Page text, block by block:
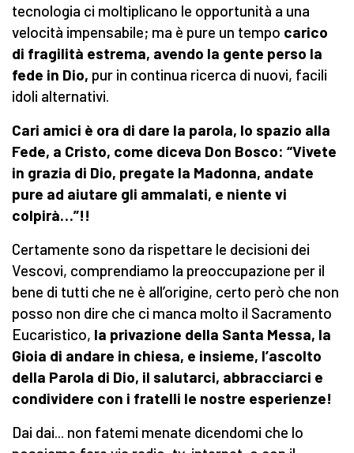
tecnologia ci moltiplicano le opportunità a una
velocità impensabile; ma è pure un tempo carico
di fragilità estrema, avendo la gente perso la
fede in Dio, pur in continua ricerca di nuovi, facili
idoli alternativi.
Cari amici è ora di dare la parola, lo spazio alla
Fede, a Cristo, come diceva Don Bosco: “Vivete
in grazia di Dio, pregate la Madonna, andate
pure ad aiutare gli ammalati, e niente vi
colpirà…”!!
Certamente sono da rispettare le decisioni dei
Vescovi, comprendiamo la preoccupazione per il
bene di tutti che ne è all’origine, certo però che non
posso non dire che ci manca molto il Sacramento
Eucaristico, la privazione della Santa Messa, la
Gioia di andare in chiesa, e insieme, l’ascolto
della Parola di Dio, il salutarci, abbracciarci e
condividere con i fratelli le nostre esperienze!
Dai dai... non fatemi menate dicendomi che lo